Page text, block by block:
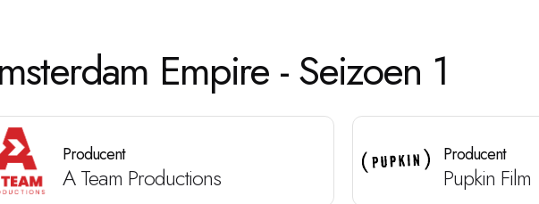
Empire - Seizoen 1
Producent
A Team Productions
Producent
Pupkin Film